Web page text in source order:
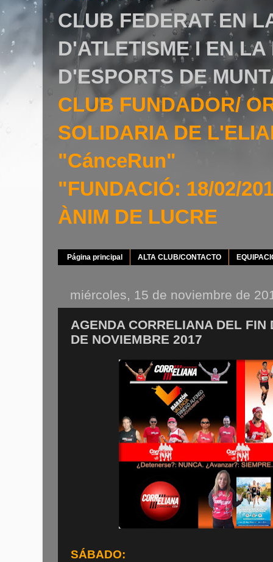
CLUB FEDERAT EN
D'ATLETISME I EN
D'ESPORTS DE
CLUB FUNDADOR/
SOLIDARIA DE
"CánceRun"
"FUNDACIÓ: 18/02/
ÀNIM DE LUCRE
Página principal ALTA CLUB/CONTACTO
miércoles, 15 de noviembre de
AGENDA CORRELIANA DEL FIN
DE NOVIEMBRE 2017
SÁBADO: